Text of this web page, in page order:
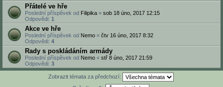
Přátelé ve hře
Poslední příspěvek od Filipika « sob 18 úno, 2017 12:15
Odpovědi: 1
Akce ve hře
Poslední příspěvek od Nemo « čtv 16 úno, 2017 8:32
Odpovědi: 4
Rady s poskládáním armády
Poslední příspěvek od Nemo « stř 8 úno, 2017 21:59
Odpovědi: 3
Zobrazit témata za předchozí: